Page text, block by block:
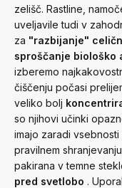
zelišč. Rastline,
uveljavile tudi v
za "razbijanje"
sproščanje biološko
izberemo
čiščenju počasi
veliko bolj
so njihovi učinki
imajo zaradi vsebnosti
pravilnem
pakirana v temne
pred svetlobo .